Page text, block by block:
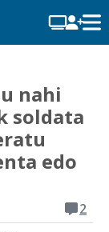
nahi
soldata
edo
2